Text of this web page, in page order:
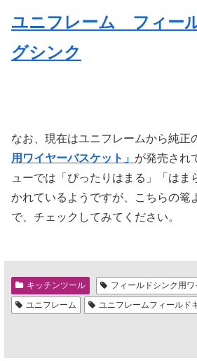
ユニフレーム フィー
グシンク
なお、現在はユニフレームから純正
用ワイヤーバスケット」 が発売され
ューでは「ぴったりはまる」「はま
かれているようですが、こちらの篭
で、チェックしてみてください。
キッチンツール
フィールドシンク用ワ
ユニフレーム
ユニフレームフィールド